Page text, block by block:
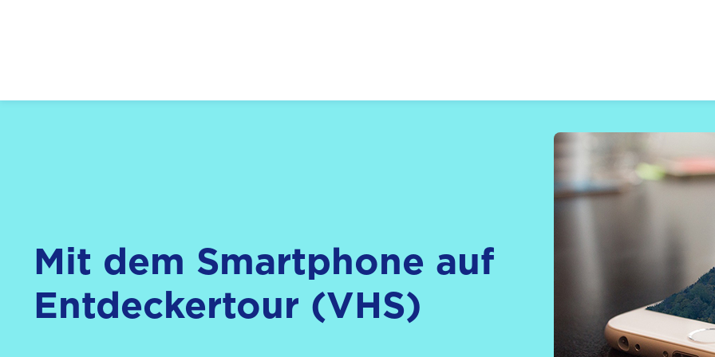
Mit dem Smartphone auf
Entdeckertour (VHS)